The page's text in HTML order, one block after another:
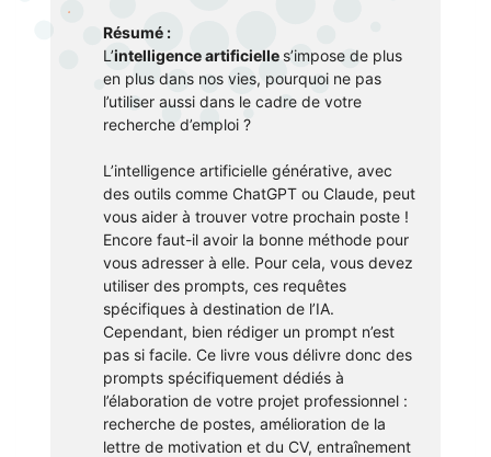
Je me préinscris
J'AI BESOIN D'AIDE
J'ai oublié mon mot de passe
Résumé :
L’intelligence artificielle s’impose de plus
en plus dans nos vies, pour­quoi ne pas
l’utiliser aussi dans le cadre de votre
recherche d’emploi ?
L’intelligence artificielle générative, avec
des outils comme ChatGPT ou Claude, peut
vous aider à trouver votre prochain poste !
Encore faut-il avoir la bonne méthode pour
vous adresser à elle. Pour cela, vous devez
utiliser des prompts, ces requêtes
spécifiques à destination de l’IA.
Cependant, bien rédiger un prompt n’est
pas si facile. Ce livre vous délivre donc des
prompts spécifiquement dédiés à
l’élaboration de votre projet professionnel :
recherche de postes, amélioration de la
lettre de motivation et du CV, entraînement